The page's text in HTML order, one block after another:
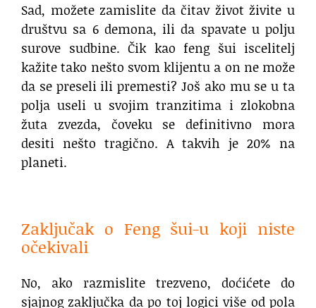
Sad, možete zamislite da čitav život živite u
društvu sa 6 demona, ili da spavate u polju
surove sudbine. Čik kao feng šui iscelitelj
kažite tako nešto svom klijentu a on ne može
da se preseli ili premesti? Još ako mu se u ta
polja useli u svojim tranzitima i zlokobna
žuta zvezda, čoveku se definitivno mora
desiti nešto tragično. A takvih je 20% na
planeti.
Zaključak o Feng šui-u koji niste
očekivali
No, ako razmislite trezveno, doćićete do
sjajnog zaključka da po toj logici više od pola